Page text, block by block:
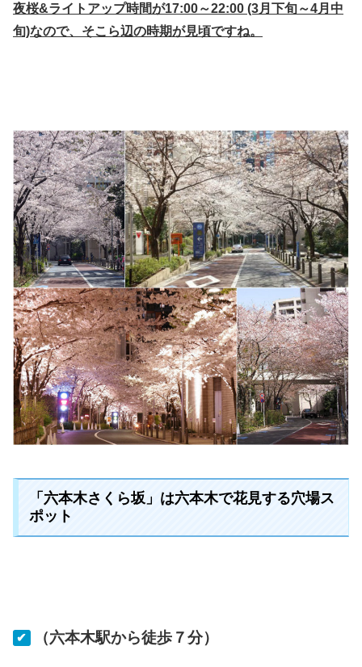
夜桜&ライトアップ時間が17:00～22:00 (3月下旬～4月中
旬)なので、そこら辺の時期が見頃ですね。
「六本木さくら坂」は六本木で花見する穴場ス
ポット
✔ （六本木駅から徒歩７分）